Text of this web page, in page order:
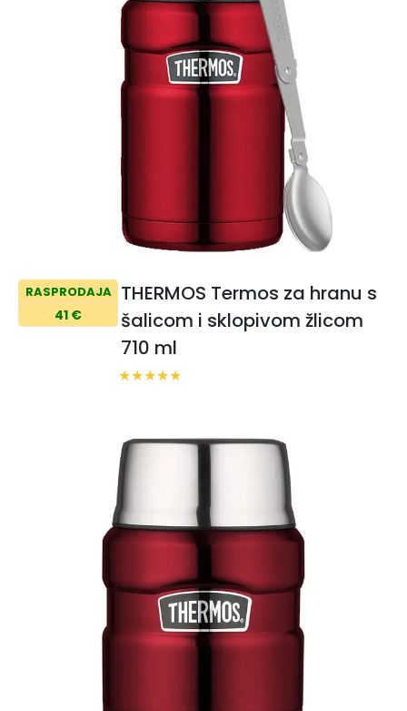
RASPRODAJA
41 €
THERMOS Termos za hranu s
šalicom i sklopivom žlicom
710 ml